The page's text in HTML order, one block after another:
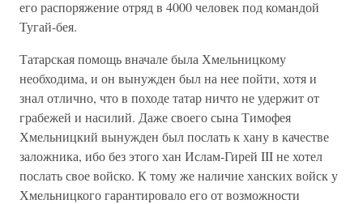
его распоряжение отряд в 4000 человек под командой
Тугай-бея.
Татарская помощь вначале была Хмельницкому
необходима, и он вынужден был на нее пойти, хотя и
знал отлично, что в походе татар ничто не удержит от
грабежей и насилий. Даже своего сына Тимофея
Хмельницкий вынужден был послать к хану в качестве
заложника, ибо без этого хан Ислам-Гирей III не хотел
послать свое войско. К тому же наличие ханских войск у
Хмельницкого гарантировало его от возможности